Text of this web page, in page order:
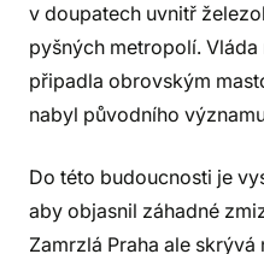
v doupatech uvnitř
pyšných metropolí.
připadla obrovským
nabyl původního
Do této budoucnosti je
aby objasnil záhadné
Zamrzlá Praha ale